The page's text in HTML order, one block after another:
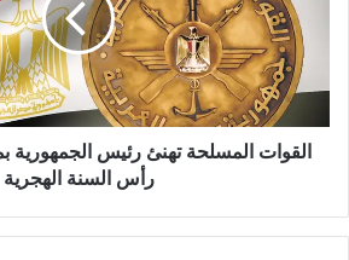
القوات المسلحة تهنئ رئيس الجمهورية
رأس السنة الهجرية